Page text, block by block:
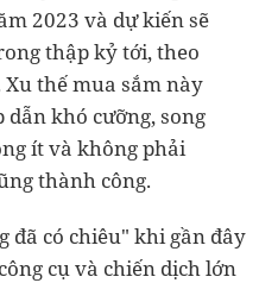
2023 và dự kiến sẽ
thập kỷ tới, theo
Xu thế mua sắm này
khó cưỡng, song
ít và không phải
thành công.
đã có chiêu" khi gần đây
cụ và chiến dịch lớn